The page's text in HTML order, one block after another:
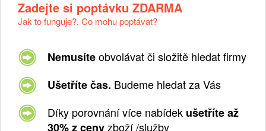
Zadejte si poptávku ZDARMA
Jak to funguje?, Co mohu poptávat?
Nemusíteobvolávat či složitě hledat firmy
Ušetříte čas. Budeme hledat za Vás
Díky porovnání více nabídek ušetříte až
30% z cenyzboží /služby